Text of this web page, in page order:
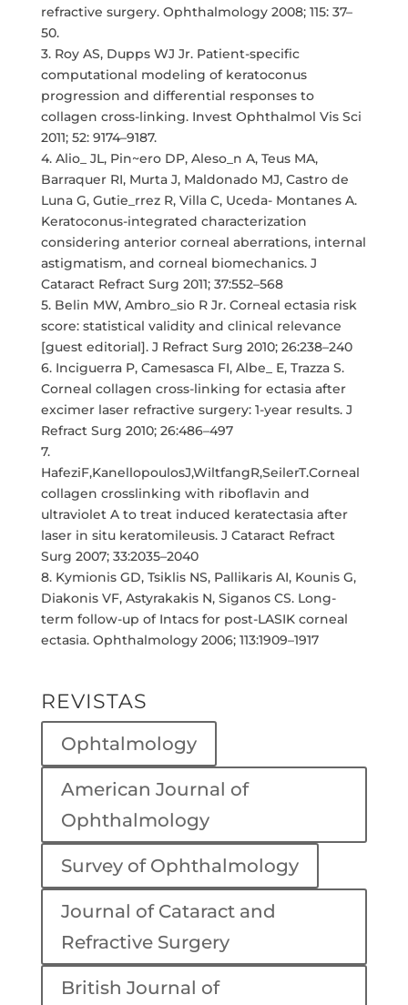
refractive surgery. Ophthalmology 2008; 115: 37–
50.
3. Roy AS, Dupps WJ Jr. Patient-specific
computational modeling of keratoconus
progression and differential responses to
collagen cross-linking. Invest Ophthalmol Vis Sci
2011; 52: 9174–9187.
4. Alio_ JL, Pin~ero DP, Aleso_n A, Teus MA,
Barraquer RI, Murta J, Maldonado MJ, Castro de
Luna G, Gutie_rrez R, Villa C, Uceda- Montanes A.
Keratoconus-integrated characterization
considering anterior corneal aberrations, internal
astigmatism, and corneal biomechanics. J
Cataract Refract Surg 2011; 37:552–568
5. Belin MW, Ambro_sio R Jr. Corneal ectasia risk
score: statistical validity and clinical relevance
[guest editorial]. J Refract Surg 2010; 26:238–240
6. Inciguerra P, Camesasca FI, Albe_ E, Trazza S.
Corneal collagen cross-linking for ectasia after
excimer laser refractive surgery: 1-year results. J
Refract Surg 2010; 26:486–497
7.
HafeziF,KanellopoulosJ,WiltfangR,SeilerT.Corneal
collagen crosslinking with riboflavin and
ultraviolet A to treat induced keratectasia after
laser in situ keratomileusis. J Cataract Refract
Surg 2007; 33:2035–2040
8. Kymionis GD, Tsiklis NS, Pallikaris AI, Kounis G,
Diakonis VF, Astyrakakis N, Siganos CS. Long-
term follow-up of Intacs for post-LASIK corneal
ectasia. Ophthalmology 2006; 113:1909–1917
REVISTAS
Ophtalmology
American Journal of
Ophthalmology
Survey of Ophthalmology
Journal of Cataract and
Refractive Surgery
British Journal of